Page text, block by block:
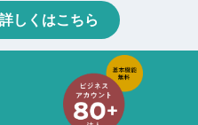
しくはこちら